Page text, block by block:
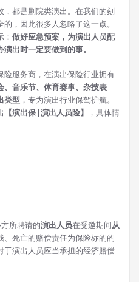
都是剧院类演出。在我们的刻
，因此很多人忽略了这一点。
做好应急预案，为演出人员配
出时一定要做到的事。
险服务商，在演出保险行业拥有
、音乐节、体育赛事、杂技表
类型 ，专为演出行业保驾护航。
【演出保|演出人员险】
，具体情
所聘请的演出人员在受邀期间从
、死亡的赔偿责任为保险标的的
于演出人员应当承担的经济赔偿